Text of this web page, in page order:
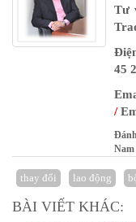
Tư
45
/
Nam
thay đổi lao động
BÀI VIẾT KHÁC: